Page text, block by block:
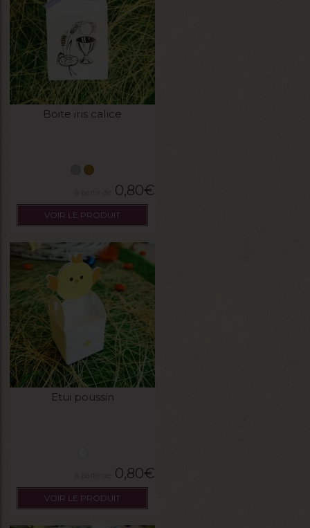
Boite iris calice
0,80€
VOIR LE PRODUIT
Etui poussin
0,80€
VOIR LE PRODUIT